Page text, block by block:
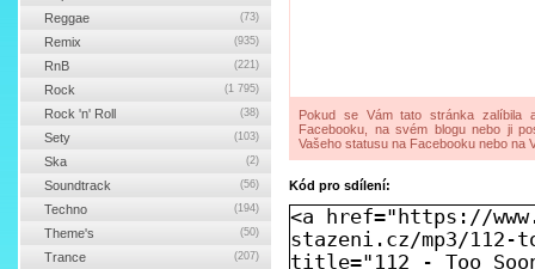
Pokud se Vám tato stránka zalíbila
Facebooku, na svém blogu nebo ji
Vašeho statusu na Facebooku nebo na
Kód pro sdílení:
Reggae (73)
Remix (935)
RnB (221)
Rock (1 795)
Rock 'n' Roll (38)
Sety (103)
Ska (2)
Soundtrack (56)
Techno (194)
Theme's (50)
Trance (207)